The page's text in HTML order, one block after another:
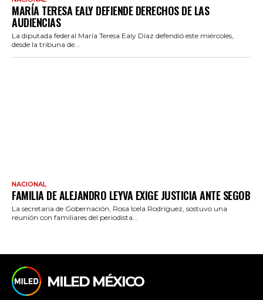
MARÍA TERESA EALY DEFIENDE DERECHOS DE LAS
AUDIENCIAS
La diputada federal María Teresa Ealy Díaz defendió este miércoles,
desde la tribuna de...
NACIONAL
FAMILIA DE ALEJANDRO LEYVA EXIGE JUSTICIA ANTE SEGOB
La secretaria de Gobernación, Rosa Icela Rodríguez, sostuvo una
reunión con familiares del periodista...
MILED MÉXICO